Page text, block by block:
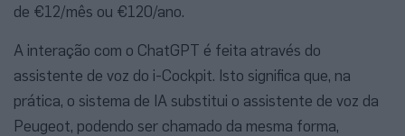
de €12/mês ou €120/ano.
A interação com o ChatGPT é feita através do
assistente de voz do i-Cockpit. Isto significa que, na
prática, o sistema de IA substitui o assistente de voz da
Peugeot, podendo ser chamado da mesma forma,